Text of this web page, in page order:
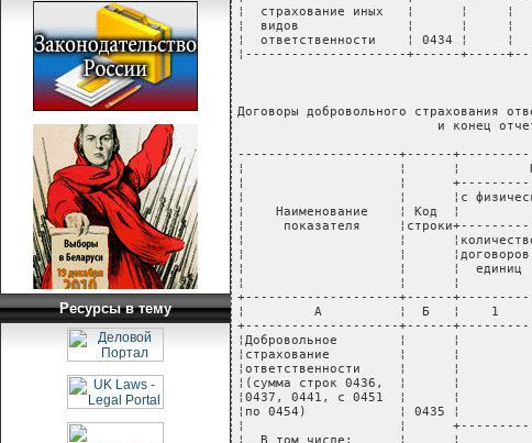
Ресурсы в тему